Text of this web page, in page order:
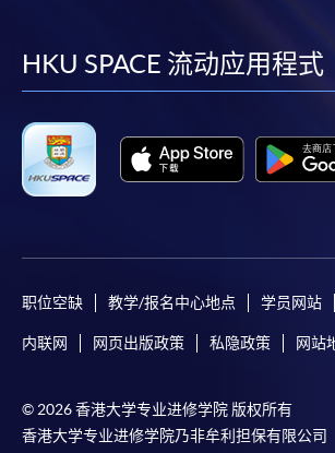
facebook
youtube
HKU SPACE 流动应用程式
职位空缺 教学/报名中心地点 学员网站
内联网 网页出版政策 私隐政策 网站
© 2026 香港大学专业进修学院 版权所有
香港大学专业进修学院乃非牟利担保有限公司